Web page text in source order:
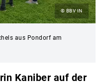
© BBV IN
aus Pondorf am
Kaniber auf der